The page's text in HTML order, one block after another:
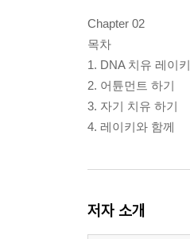
Chapter 02
목차
1. DNA 치유 레이키
2. 어튠먼트 하기
3. 자기 치유 하기
4. 레이키와 함께
저자 소개